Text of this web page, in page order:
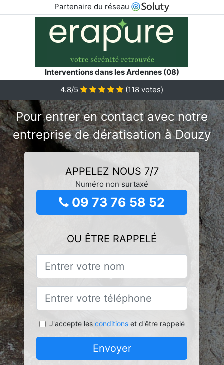
Partenaire du réseau
Interventions dans les Ardennes (08)
4.8/5
(118 votes)
Pour entrer en contact avec notre
entreprise de dératisation à Douzy
APPELEZ NOUS 7/7
Numéro non surtaxé
09 73 76 58 52
OU ÊTRE RAPPELÉ
J'accepte les conditionset d'être rappelé
Envoyer